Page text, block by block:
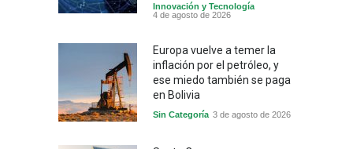
Innovación y Tecnología
4 de agosto de 2026
Europa vuelve a temer la
inflación por el petróleo, y
ese miedo también se paga
en Bolivia
Sin Categoría 3 de agosto de 2026